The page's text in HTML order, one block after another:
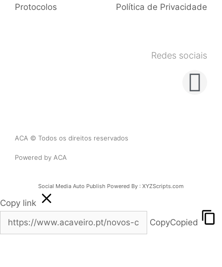
Protocolos
Política de Privacidade
Redes sociais
ACA © Todos os direitos reservados
Powered by ACA
Social Media Auto Publish Powered By : XYZScripts.com
Copy link
CopyCopied